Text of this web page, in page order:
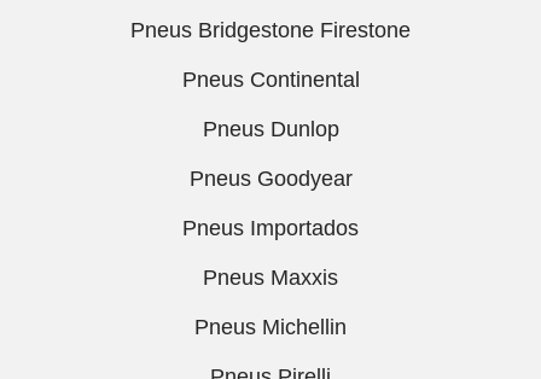
Pneus Bridgestone Firestone
Pneus Continental
Pneus Dunlop
Pneus Goodyear
Pneus Importados
Pneus Maxxis
Pneus Michellin